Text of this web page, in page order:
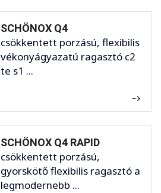
SCHÖNOX Q4
csökkentett porzású, flexibilis
vékonyágyazatú ragasztó c2
te s1 ...
SCHÖNOX Q4 RAPID
csökkentett porzású,
gyorskötő flexibilis ragasztó a
legmodernebb ...